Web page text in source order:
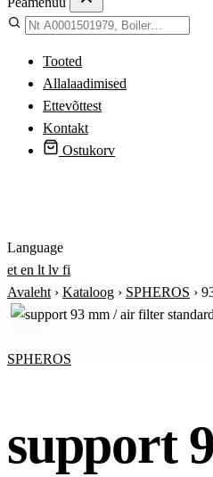
Tooted
Allalaadimised
Ettevõttest
Kontakt
Ostukorv
Language
et en lt lv fi
Avaleht › Kataloog › SPHEROS ›
SPHEROS
support